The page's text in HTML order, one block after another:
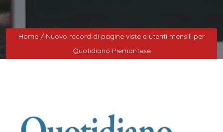
Home / Nuovo record di pagine viste e utenti mensili per
Quotidiano Piemontese